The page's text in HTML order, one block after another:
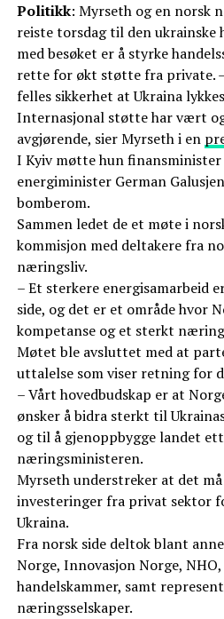
Politikk: Myrseth og en norsk
reiste torsdag til den ukrainske
med besøket er å styrke
rette for økt støtte fra private.
felles sikkerhet at Ukraina
Internasjonal støtte har vært
avgjørende, sier Myrseth i en
I Kyiv møtte hun
energiminister German
bomberom.
Sammen ledet de et møte i
kommisjon med deltakere fra
næringsliv.
– Et sterkere energisamarbeid
side, og det er et område hvor
kompetanse og et sterkt
Møtet ble avsluttet med at
uttalelse som viser retning for
– Vårt hovedbudskap er at
ønsker å bidra sterkt til
og til å gjenoppbygge landet
næringsministeren.
Myrseth understreker at det
investeringer fra privat sektor
Ukraina.
Fra norsk side deltok blant
Norge, Innovasjon Norge,
handelskammer, samt
næringsselskaper.